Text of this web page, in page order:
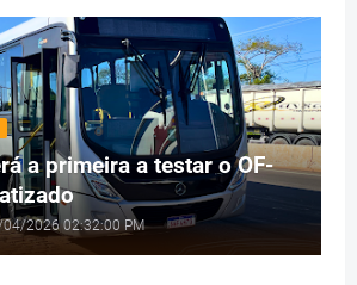
a primeira a testar o OF-
2026 02:32:00 PM